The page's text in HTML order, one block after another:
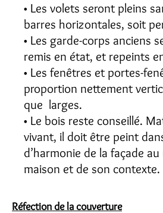
Les volets seront pleins
barres horizontales, soit
Les garde-corps anciens
remis en état, et repeints
Les fenêtres et portes-
proportion nettement
que larges.
Le bois reste conseillé.
vivant, il doit être peint
d’harmonie de la façade
maison et de son contexte.
Réfection de la couverture